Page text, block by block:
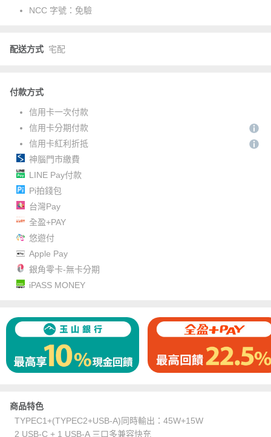
NCC 字號： 免驗
配送方式 宅配
付款方式
信用卡一次付款
信用卡分期付款
信用卡紅利折抵
神腦門市繳費
LINE Pay付款
Pi拍錢包
台灣Pay
全盈+PAY
悠遊付
Apple Pay
銀角零卡-無卡分期
iPASS MONEY
商品特色
TYPEC1+(TYPEC2+USB-A)同時輸出：45W+15W
2 USB-C + 1 USB-A 三口多兼容快充